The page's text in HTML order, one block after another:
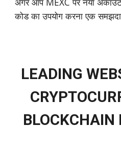
कोड का उपयोग करना एक
LEADING
BLOCKCHAIN